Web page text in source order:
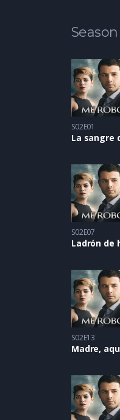
Season
S02E01
La sangre
S02E07
Ladrón de
S02E13
Madre,